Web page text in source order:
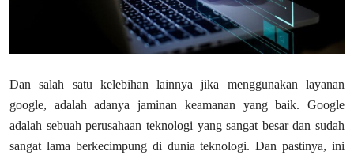
Dan salah satu kelebihan lainnya jika menggunakan layanan
google, adalah adanya jaminan keamanan yang baik. Google
adalah sebuah perusahaan teknologi yang sangat besar dan sudah
sangat lama berkecimpung di dunia teknologi. Dan pastinya, ini